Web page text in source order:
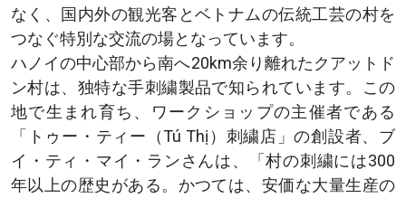
なく、国内外の観光客とベトナムの伝統工芸の村を
つなぐ特別な交流の場となっています。
ハノイの中心部から南へ20km余り離れたクアットド
ン村は、独特な手刺繍製品で知られています。この
地で生まれ育ち、ワークショップの主催者である
「トゥー・ティー（Tú Thị）刺繍店」の創設者、ブ
イ・ティ・マイ・ランさんは、「村の刺繍には300
年以上の歴史がある。かつては、安価な大量生産の